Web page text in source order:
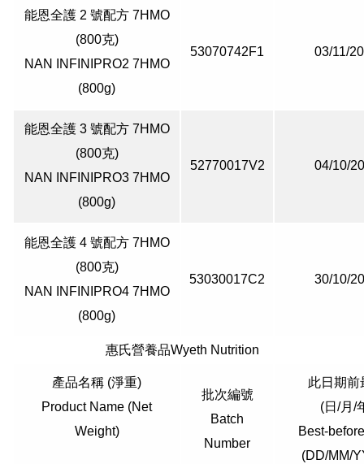
能恩全護 2 號配方 7HMO
(800克)
NAN INFINIPRO2 7HMO
(800g)
53070742F1 03/11/
能恩全護 3 號配方 7HMO
(800克)
NAN INFINIPRO3 7HMO
(800g)
52770017V2 04/10/
能恩全護 4 號配方 7HMO
(800克)
NAN INFINIPRO4 7HMO
(800g)
53030017C2 30/10/
惠氏營養品Wyeth Nutrition
產品名稱 (淨重)
Product Name (Net
Weight)
批次編號
Batch
Number
此日期前
(日/月/
Best-
(DD/MM/